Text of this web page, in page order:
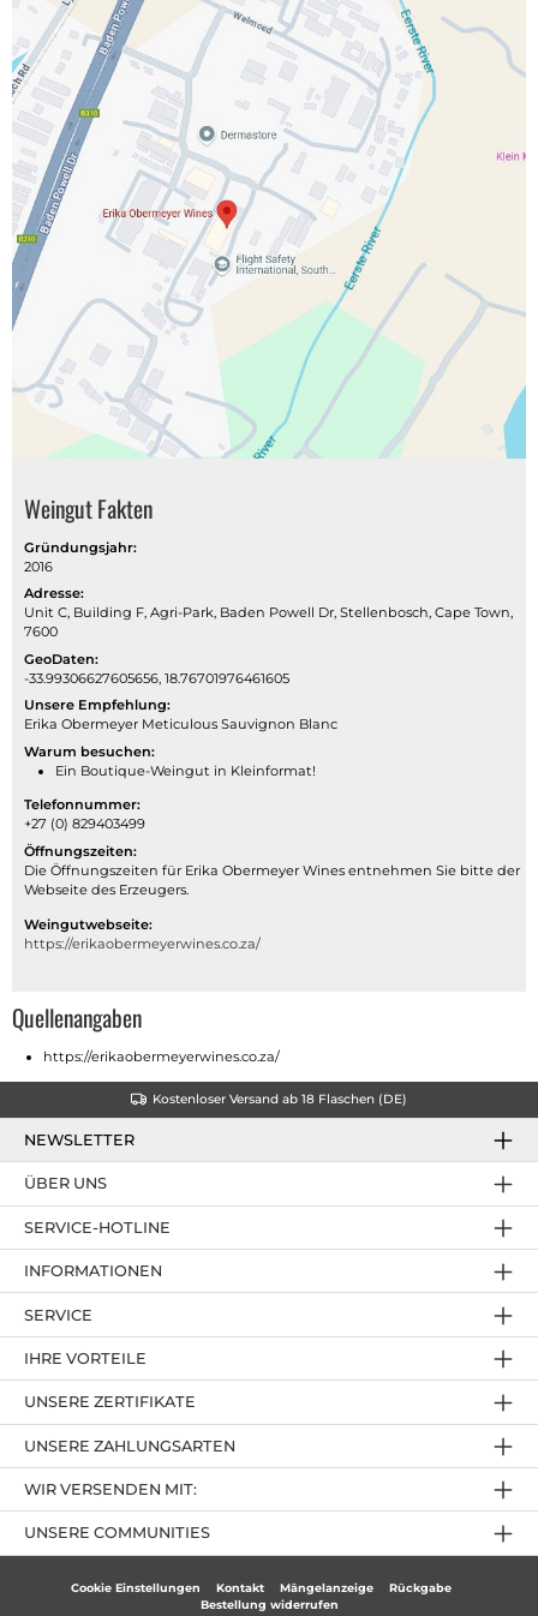
Weingut Fakten
Gründungsjahr:
2016
Adresse:
Unit C, Building F, Agri-Park, Baden Powell Dr, Stellenbosch, Cape Town,
7600
GeoDaten:
-33.99306627605656, 18.76701976461605
Unsere Empfehlung:
Erika Obermeyer Meticulous Sauvignon Blanc
Warum besuchen:
Ein Boutique-Weingut in Kleinformat!
Telefonnummer:
+27 (0) 829403499
Öffnungszeiten:
Die Öffnungszeiten für Erika Obermeyer Wines entnehmen Sie bitte der
Webseite des Erzeugers.
Weingutwebseite:
https://erikaobermeyerwines.co.za/
Quellenangaben
https://erikaobermeyerwines.co.za/
Kostenloser Versand ab 18 Flaschen (DE)
NEWSLETTER
SERVICE-HOTLINE
IHRE VORTEILE
UNSERE ZAHLUNGSARTEN
ÜBER UNS
UNSERE ZERTIFIKATE
INFORMATIONEN
SERVICE
UNSERE COMMUNITIES
WIR VERSENDEN MIT:
Cookie Einstellungen Kontakt Mängelanzeige
Rückgabe
Bestellung widerrufen